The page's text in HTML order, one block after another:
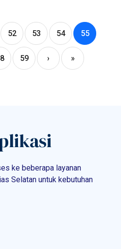
52 53 54 55
59 › »
ke beberapa layanan
Selatan untuk kebutuhan